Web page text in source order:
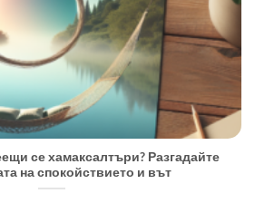
се хамаксалтъри? Разгадайте
на спокойствието и вът